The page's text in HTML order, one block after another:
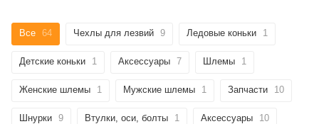
Все 64 Чехлы для лезвий 9 Ледовые коньки 1
Детские коньки 1 Аксессуары 7 Шлемы 1
Женские шлемы 1 Мужские шлемы 1 Запчасти 10
Шнурки 9 Втулки, оси, болты 1 Аксессуары 10